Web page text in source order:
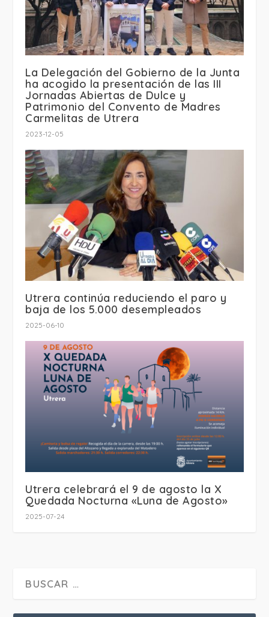
La Delegación del Gobierno de la Junta
ha acogido la presentación de las III
Jornadas Abiertas de Dulce y
Patrimonio del Convento de Madres
Carmelitas de Utrera
2023-12-05
Utrera continúa reduciendo el paro y
baja de los 5.000 desempleados
2025-06-10
Utrera celebrará el 9 de agosto la X
Quedada Nocturna «Luna de Agosto»
2025-07-24